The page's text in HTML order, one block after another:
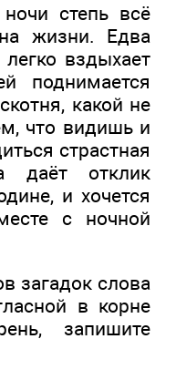
степь всё
жизни. Едва
вздыхает
поднимается
какой не
что видишь и
страстная
отклик
и хочется
с ночной
загадок слова
в корне
запишите